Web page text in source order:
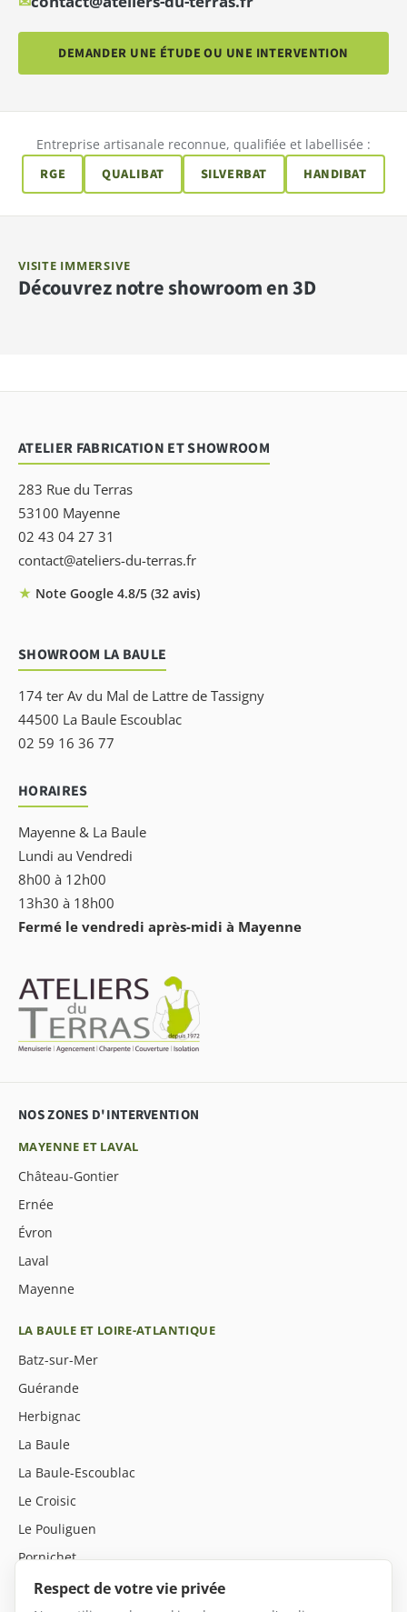
DEMANDER UNE ÉTUDE OU UNE INTERVENTION
Entreprise artisanale reconnue, qualifiée et labellisée :
RGE QUALIBAT SILVERBAT HANDIBAT
VISITE IMMERSIVE
Découvrez notre showroom en 3D
ATELIER FABRICATION ET SHOWROOM
283 Rue du Terras
53100 Mayenne
02 43 04 27 31
contact@ateliers-du-terras.fr
★ Note Google 4.8/5 (32 avis)
SHOWROOM LA BAULE
174 ter Av du Mal de Lattre de Tassigny
44500 La Baule Escoublac
02 59 16 36 77
HORAIRES
Mayenne & La Baule
Lundi au Vendredi
8h00 à 12h00
13h30 à 18h00
Fermé le vendredi après-midi à Mayenne
NOS ZONES D'INTERVENTION
MAYENNE ET LAVAL
Château-Gontier
Ernée
Évron
Laval
Mayenne
LA BAULE ET LOIRE-ATLANTIQUE
Batz-sur-Mer
Guérande
Herbignac
La Baule
La Baule-Escoublac
Le Croisic
Le Pouliguen
Pornichet
Saint-André-des-Eaux
Respect de votre vie privée